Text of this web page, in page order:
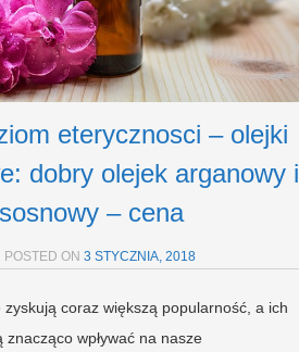
eterycznosci – olejki
dobry olejek arganowy i
sosnowy – cena
POSTED ON3 STYCZNIA, 2018
coraz większą popularność, a ich
znacząco wpływać na nasze